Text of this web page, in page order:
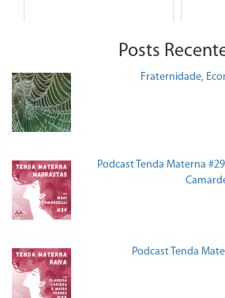
Posts
Fraternidade,
Podcast Tenda Materna
Podcast Tenda